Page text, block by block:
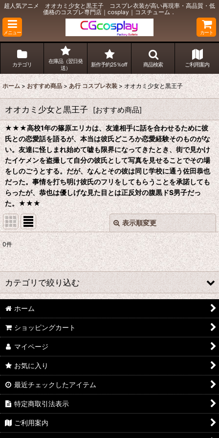
超人気アニメ オオカミ少女と黒王子 コスプレ衣装が高い再現率・高品質・低
価格のコスプレ専門店｜cosplay｜コスチューム．
メニュー カート
カテゴリ
在庫品（翌日発
送）
新作予約25％off 商品検索 ご利用案内
ホーム > おすすめ商品 > あ行 コスプレ衣装 > オオカミ少女と黒王子
オオカミ少女と黒王子 [おすすめ商品]
★★★高校1年の篠原エリカは、友達相手に話を合わせるために彼
氏との恋愛話を語るが、本当は彼氏どころか恋愛経験そのものがな
い。友達に怪しまれ始めて嘘も限界になってきたとき、街で見かけ
たイケメンを盗撮して自分の彼氏として写真を見せることでその場
をしのごうとする。だが、なんとその彼は同じ学校に通う佐田恭也
だった。事情を打ち明け彼氏のフリをしてもらうことを承諾しても
らったが、恭也は優しげな見た目とは正反対の腹黒ドS男子だっ
た。★★★
表示順変更
表示数:
並び順:
閉じる
0件
カテゴリで絞り込む
あ行 コスプレ衣装 (全商品)
ウマ娘プリティーダービー
あんさんぶるスターズ
アズールレーン
王様ランキング
ホーム
ショッピングカート
マイページ
お気に入り
最近チェックしたアイテム
特定商取引法表示
ご利用案内